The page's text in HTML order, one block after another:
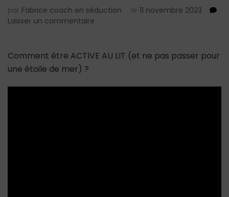
par Fabrice coach en séduction le 11 novembre 2023
Laisser un commentaire
ACTIVE
(et
Comment être ACTIVE AU LIT (et ne pas passer pour
une étoile de mer) ?